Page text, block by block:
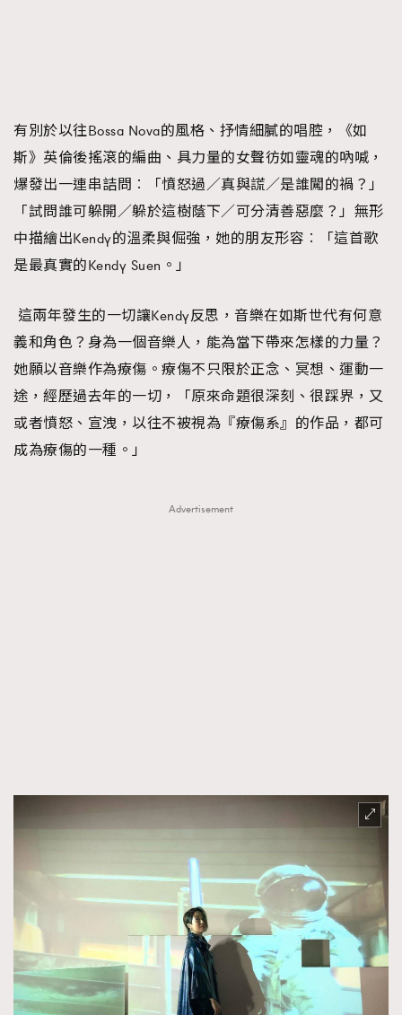
有別於以往Bossa Nova的風格、抒情細膩的唱腔，《如
斯》英倫後搖滾的編曲、具力量的女聲彷如靈魂的吶喊，
爆發出一連串詰問︰「憤怒過／真與謊／是誰闖的禍？」
「試問誰可躲開／躲於這樹蔭下／可分清善惡麼？」無形
中描繪出Kendy的溫柔與倔強，她的朋友形容︰「這首歌
是最真實的Kendy Suen。」
這兩年發生的一切讓Kendy反思，音樂在如斯世代有何意
義和角色？身為一個音樂人，能為當下帶來怎樣的力量？
她願以音樂作為療傷。療傷不只限於正念、冥想、運動一
途，經歷過去年的一切，「原來命題很深刻、很踩界，又
或者憤怒、宣洩，以往不被視為『療傷系』的作品，都可
成為療傷的一種。」
Advertisement